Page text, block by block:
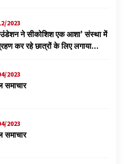
2023
ने सीकोशिश एक आशा’ संस्था में
कर रहे छात्रों के लिए लगाया
2023
समाचार
2023
समाचार